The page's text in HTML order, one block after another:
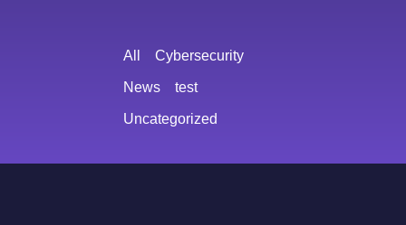
Cybersecurity
News test
Uncategorized
All